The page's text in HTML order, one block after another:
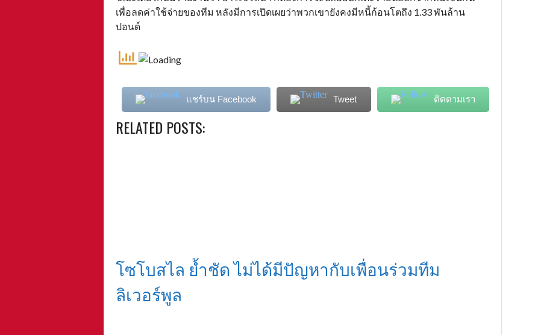
เพื่อลดค่าใช้จ่ายของทีม หลังมีการเปิดเผยว่าพวกเขายังคงมีหนี้ก้อนโตถึง 1.33 พันล้าน
ปอนด์
แชร์บน Facebook Tweet ติดตามเรา
RELATED POSTS:
โซโบสไล ย้ำชัด ไม่ได้มีปัญหากับเพื่อนร่วมทีม
ลิเวอร์พูล